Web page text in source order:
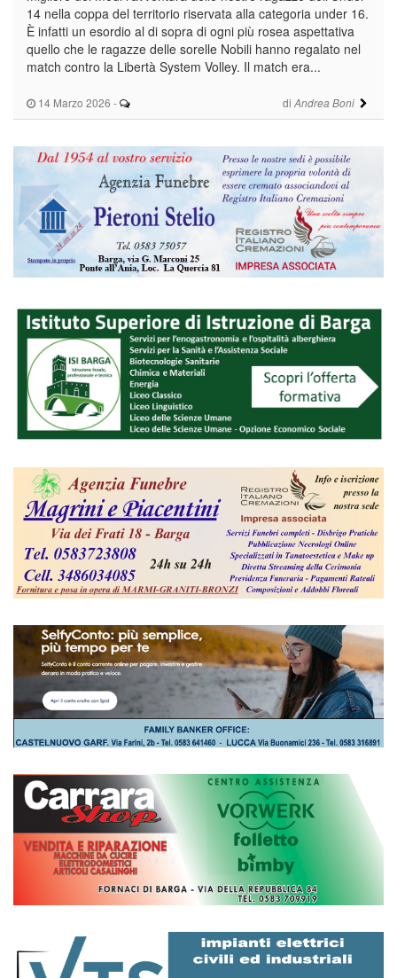
14 Marzo 2026 - di Andrea Boni
14 nella coppa del territorio riservata alla categoria under 16.
È infatti un esordio al di sopra di ogni più rosea aspettativa
quello che le ragazze delle sorelle Nobili hanno regalato nel
match contro la Libertà System Volley. Il match era...